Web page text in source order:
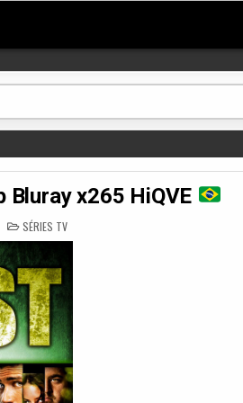
Bluray x265 HiQVE
POSTED
IN
SÉRIES TV